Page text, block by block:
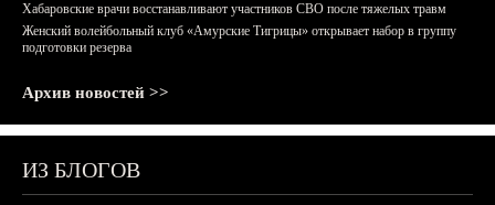
Хабаровские врачи восстанавливают участников СВО после тяжелых травм
Женский волейбольный клуб «Амурские Тигрицы» открывает набор в группу
подготовки резерва
Архив новостей >>
ИЗ БЛОГОВ